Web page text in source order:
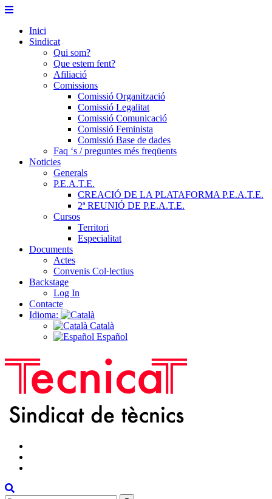
Skip
contentInici
Sindicat
Qui som?
Que estem fent?
Afiliació
Comissions
Comissió Organització
Comissió Legalitat
Comissió Comunicació
Comissió Feminista
Comissió Base de dades
Faq ‘s / preguntes més freqüents
Noticies
Generals
P.E.A.T.E.
CREACIÓ DE LA PLATAFORMA P.E.A.T.E.
2ª REUNIÓ DE P.E.A.T.E.
Cursos
Territori
Especialitat
Documents
Actes
Convenis Col·lectius
Backstage
Log In
Contacte
Idioma:
Català
Español